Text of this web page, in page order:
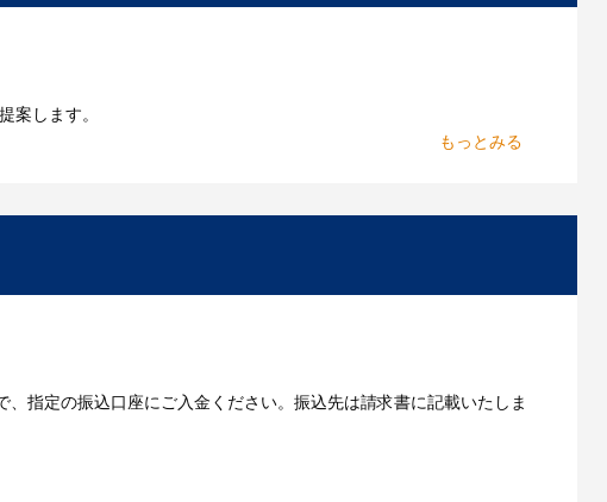
します。
指定の振込口座にご入金ください。振込先は請求書に記載いたしま